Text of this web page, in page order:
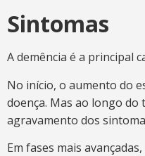
Sintomas
A demência é a principal
No início, o aumento do
doença. Mas ao longo do
agravamento dos
Em fases mais